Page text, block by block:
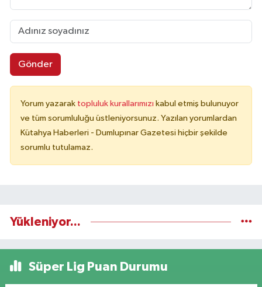
Gönder
Yorum yazarak topluluk kurallarımızı kabul etmiş bulunuyor
ve tüm sorumluluğu üstleniyorsunuz. Yazılan yorumlardan
Kütahya Haberleri - Dumlupınar Gazetesi hiçbir şekilde
sorumlu tutulamaz.
Yükleniyor...
Süper Lig Puan Durumu